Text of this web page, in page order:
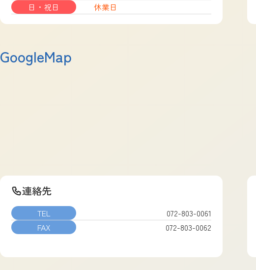
日・祝日
休業日
GoogleMap
連絡先
TEL
072-803-0061
FAX
072-803-0062